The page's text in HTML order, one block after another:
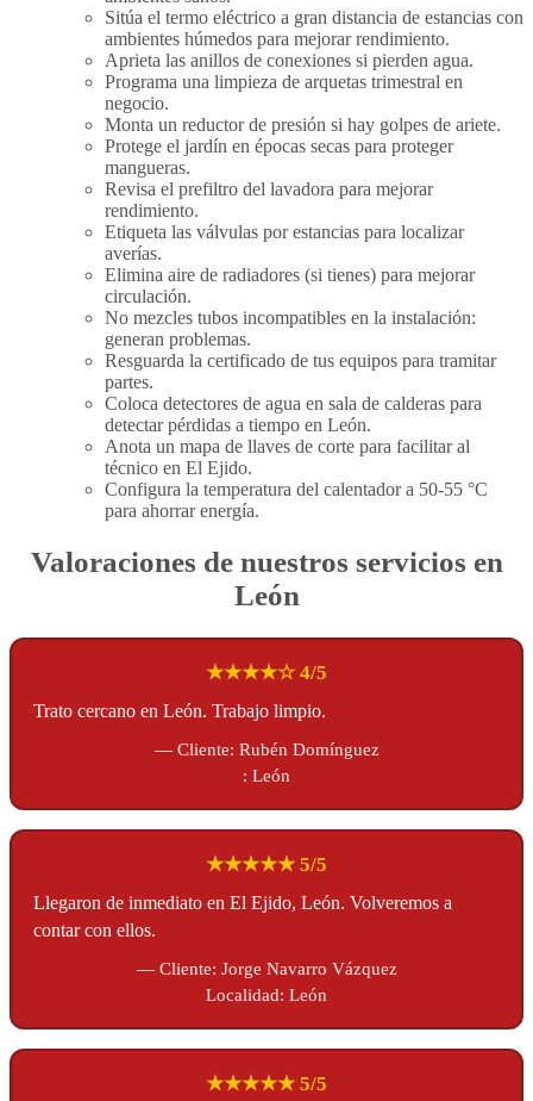
Sitúa el termo eléctrico a gran distancia de estancias con
ambientes húmedos para mejorar rendimiento.
Aprieta las anillos de conexiones si pierden agua.
Programa una limpieza de arquetas trimestral en
negocio.
Monta un reductor de presión si hay golpes de ariete.
Protege el jardín en épocas secas para proteger
mangueras.
Revisa el prefiltro del lavadora para mejorar
rendimiento.
Etiqueta las válvulas por estancias para localizar
averías.
Elimina aire de radiadores (si tienes) para mejorar
circulación.
No mezcles tubos incompatibles en la instalación:
generan problemas.
Resguarda la certificado de tus equipos para tramitar
partes.
Coloca detectores de agua en sala de calderas para
detectar pérdidas a tiempo en León.
Anota un mapa de llaves de corte para facilitar al
técnico en El Ejido.
Configura la temperatura del calentador a 50-55 °C
para ahorrar energía.
Valoraciones de nuestros servicios en
León
★★★★☆ 4/5
Trato cercano en León. Trabajo limpio.
— Cliente: Rubén Domínguez
: León
★★★★★ 5/5
Llegaron de inmediato en El Ejido, León. Volveremos a
contar con ellos.
— Cliente: Jorge Navarro Vázquez
Localidad: León
★★★★★ 5/5